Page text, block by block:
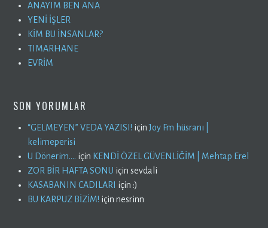
ANAYIM BEN ANA
YENİ İŞLER
KİM BU İNSANLAR?
TIMARHANE
EVRİM
SON YORUMLAR
“GELMEYEN” VEDA YAZISI! içinJoy Fm hüsranı |
kelimeperisi
U Dönerim…. için KENDİ ÖZEL GÜVENLİĞİM | Mehtap Erel
ZOR BİR HAFTA SONU içinsevdali
KASABANIN CADILARI
için :)
BU KARPUZ BİZİM! içinnesrinn